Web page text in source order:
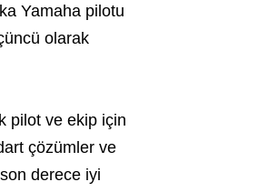
Yamaha pilotu
olarak
pilot ve ekip için
çözümler ve
derece iyi